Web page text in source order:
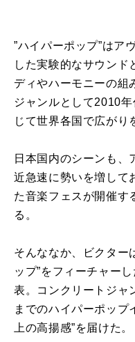
”ハイパーポップ”はア
した実験的なサウンド
ディやハーモニーの組
ジャンルとして2010
じて世界各国で広がり
日本国内のシーンも、
近急速に勢いを増して
た音楽フェスが開催す
る。
そんななか、ビクター
ップ”をフィーチャー
表。コンクリートジャ
までのハイパーポップ
上の高揚感”を届けた。